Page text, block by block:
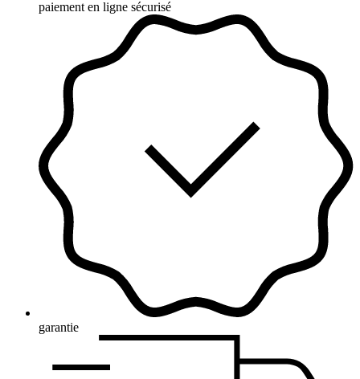
paiement en ligne sécurisé
garantie